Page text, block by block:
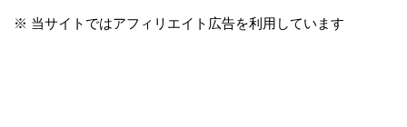
※ 当サイトではアフィリエイト広告を利用しています